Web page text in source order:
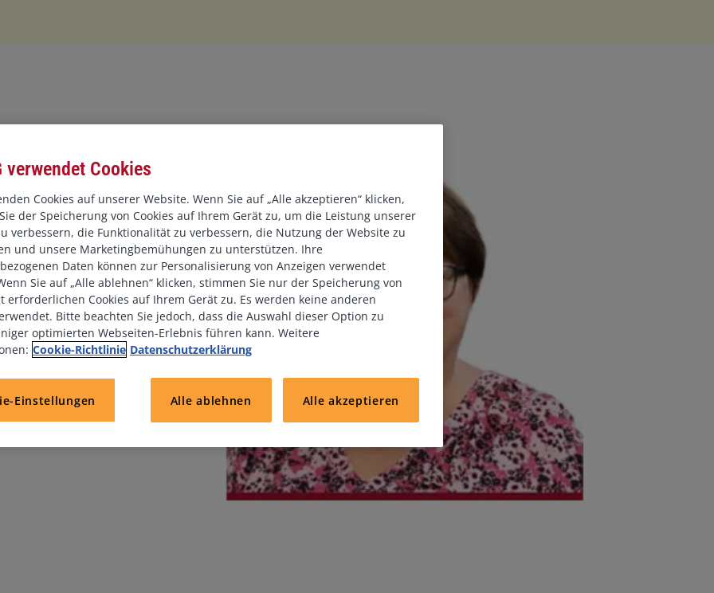
Aufgaben als
Marketingabteilung in
Audit & Internal
verwendet Cookies
Cookies auf unserer Website. Wenn Sie auf „Alle akzeptieren“ klicken,
der Speicherung von Cookies auf Ihrem Gerät zu, um die Leistung unserer
verbessern, die Funktionalität zu verbessern, die Nutzung der Website zu
und unsere Marketingbemühungen zu unterstützen. Ihre
Daten können zur Personalisierung von Anzeigen verwendet
Sie auf „Alle ablehnen“ klicken, stimmen Sie nur der Speicherung von
erforderlichen Cookies auf Ihrem Gerät zu. Es werden keine anderen
Bitte beachten Sie jedoch, dass die Auswahl dieser Option zu
optimierten Webseiten-Erlebnis führen kann. Weitere
Cookie-Richtlinie Datenschutzerklärung
Einstellungen Alle ablehnen Alle akzeptieren